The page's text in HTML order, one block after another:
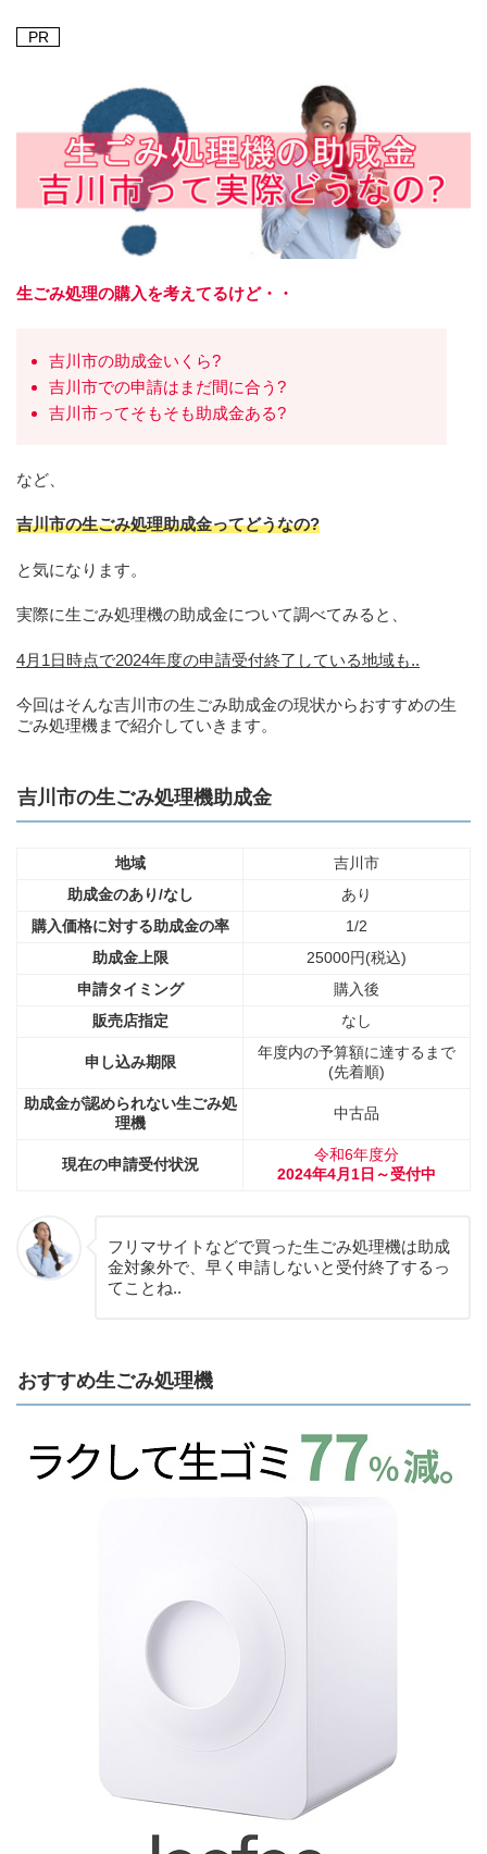
PR
生ごみ処理の購入を考えてるけど・・
吉川市の助成金いくら?
吉川市での申請はまだ間に合う?
吉川市ってそもそも助成金ある?
など、
吉川市の生ごみ処理助成金ってどうなの?
と気になります。
実際に生ごみ処理機の助成金について調べてみると、
4月1日時点で2024年度の申請受付終了している地域も..
今回はそんな吉川市の生ごみ助成金の現状からおすすめの生
ごみ処理機まで紹介していきます。
吉川市の生ごみ処理機助成金
地域
吉川市
助成金のあり/なし
あり
購入価格に対する助成金の率
1/2
助成金上限
25000円(税込)
申請タイミング
購入後
販売店指定
なし
申し込み期限
年度内の予算額に達するまで
(先着順)
助成金が認められない生ごみ処
理機
中古品
現在の申請受付状況
令和6年度分
2024年4月1日～受付中
フリマサイトなどで買った生ごみ処理機は助成
金対象外で、早く申請しないと受付終了するっ
てことね..
おすすめ生ごみ処理機